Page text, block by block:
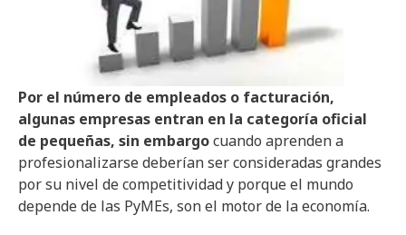
Por el número de empleados o facturación,
algunas empresas entran en la categoría oficial
de pequeñas, sin embargocuando aprenden a
profesionalizarse deberían ser consideradas grandes
por su nivel de competitividad y porque el mundo
depende de las PyMEs, son el motor de la economía.